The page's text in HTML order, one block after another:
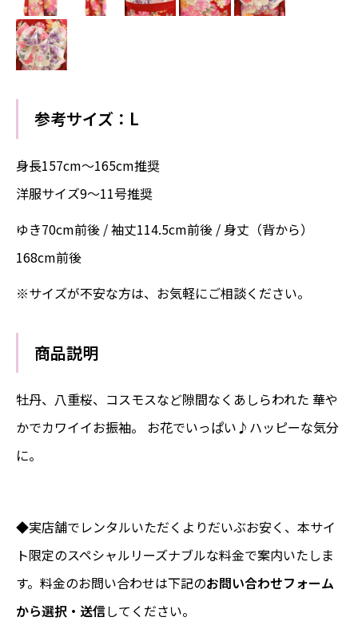
参考サイズ：L
身長157cm〜165cm推奨
洋服サイズ9～11号推奨
ゆき70cm前後 / 袖丈114.5cm前後 / 身丈（背から）
168cm前後
※サイズが不安な方は、お気軽にご相談ください。
商品説明
牡丹、八重桜、コスモスなど隙間なくあしらわれた 華や
かでカワイイお振袖。 お花でいっぱい♪ハッピーな気分
に。
◆実店舗でレンタルいただくよりだいぶお安く、本サイ
ト限定のスペシャルリーズナブルな料金で案内いたしま
す。料金のお問い合わせは下記のお問い合わせフォーム
から選択・送信してください。